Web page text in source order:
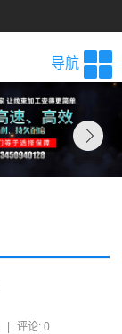
导航
| 评论: 0